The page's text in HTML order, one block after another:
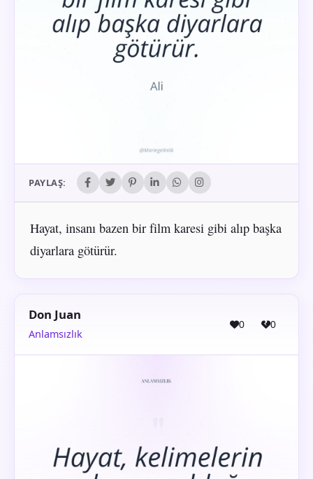
PAYLAŞ:
Hayat, insanı bazen bir film karesi gibi alıp başka
diyarlara götürür.
Don Juan
Anlamsızlık
0 0